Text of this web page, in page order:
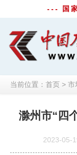
--- 国
当前位置： 首页 > 市
滁州市“四
2023-05-